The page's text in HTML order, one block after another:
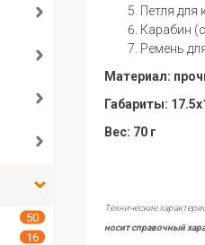
Петля для
Карабин
Ремень
Материал:
Габариты:
Вес: 70 г
Технические
носит справочный
50
16